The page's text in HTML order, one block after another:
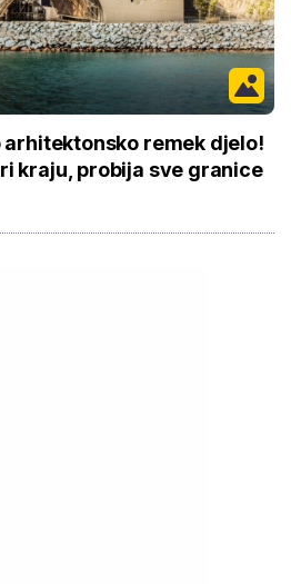
arhitektonsko remek djelo!
kraju, probija sve granice